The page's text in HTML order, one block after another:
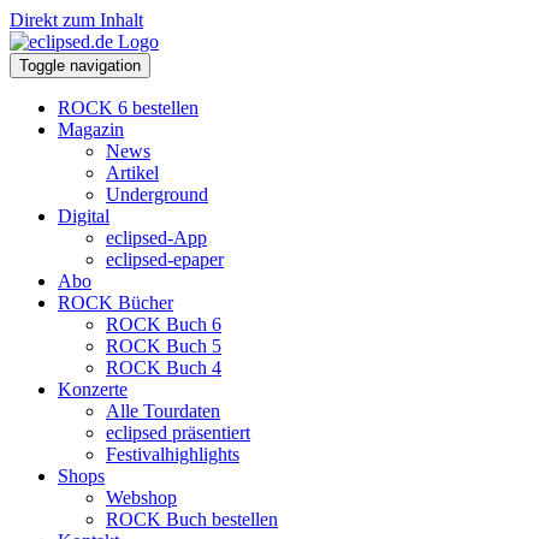
Direkt zum Inhalt
Toggle navigation
ROCK 6 bestellen
Magazin
News
Artikel
Underground
Digital
eclipsed-App
eclipsed-epaper
Abo
ROCK Bücher
ROCK Buch 6
ROCK Buch 5
ROCK Buch 4
Konzerte
Alle Tourdaten
eclipsed präsentiert
Festivalhighlights
Shops
Webshop
ROCK Buch bestellen